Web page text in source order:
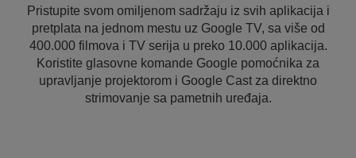
Pristupite svom omiljenom sadržaju iz svih aplikacija i
pretplata na jednom mestu uz Google TV, sa više od
400.000 filmova i TV serija u preko 10.000 aplikacija.
Koristite glasovne komande Google pomoćnika za
upravljanje projektorom i Google Cast za direktno
strimovanje sa pametnih uređaja.